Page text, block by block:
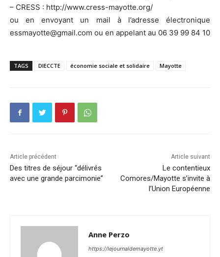
– CRESS : http://www.cress-mayotte.org/
ou en envoyant un mail à l’adresse électronique
essmayotte@gmail.com ou en appelant au 06 39 99 84 10
TAGS DIECCTE économie sociale et solidaire Mayotte
Article précédent
Des titres de séjour “délivrés
avec une grande parcimonie”
Article suivant
Le contentieux
Comores/Mayotte s’invite à
l’Union Européenne
Anne Perzo
https://lejournaldemayotte.yt